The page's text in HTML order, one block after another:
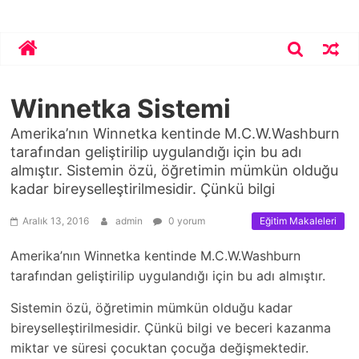
contentBekirhoca.com
Winnetka Sistemi
Amerika’nın Winnetka kentinde M.C.W.Washburn
tarafından geliştirilip uygulandığı için bu adı
almıştır. Sistemin özü, öğretimin mümkün olduğu
kadar bireyselleştirilmesidir. Çünkü bilgi
Eğitim Makaleleri
Aralık 13, 2016 admin 0 yorum
Amerika’nın Winnetka kentinde M.C.W.Washburn
tarafından geliştirilip uygulandığı için bu adı almıştır.
Sistemin özü, öğretimin mümkün olduğu kadar
bireyselleştirilmesidir. Çünkü bilgi ve beceri kazanma
miktar ve süresi çocuktan çocuğa değişmektedir.